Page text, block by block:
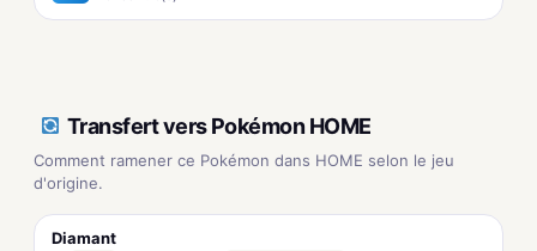
Transfert vers Pokémon HOME
Comment ramener ce Pokémon dans HOME selon le jeu
d'origine.
Diamant